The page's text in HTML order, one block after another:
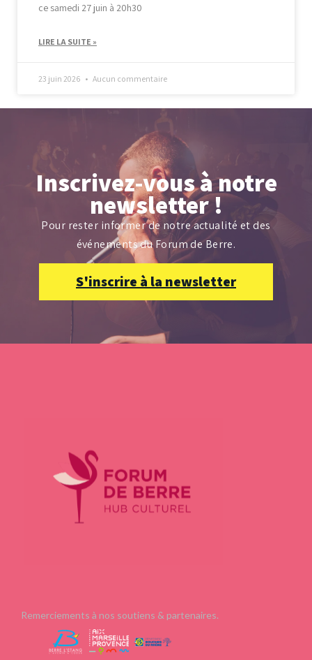
ce samedi 27 juin à 20h30
LIRE LA SUITE »
23 juin 2026 Aucun commentaire
Inscrivez-vous à notre
newsletter !
Pour rester informer de notre actualité et des
événements du Forum de Berre.
S'inscrire à la newsletter
Remerciements à nos soutiens & partenaires.